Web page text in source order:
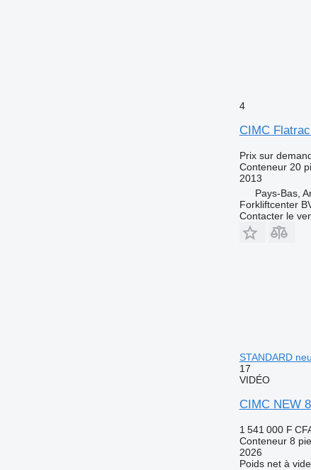
4
CIMC
Prix sur
Conteneur 20
2013
Pays-Bas,
Forkliftcenter
Contacter le
STANDARD
17
VIDÉO
CIMC NEW
1 541 000 F
Conteneur 8
2026
Poids net à vide